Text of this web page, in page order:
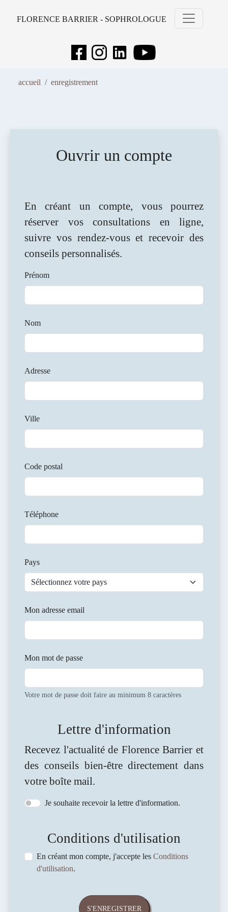
FLORENCE BARRIER - SOPHROLOGUE
accueil enregistrement
Ouvrir un compte
En créant un compte, vous pourrez
réserver vos consultations en ligne,
suivre vos rendez-vous et recevoir des
conseils personnalisés.
Prénom
Nom
Adresse
Ville
Code postal
Téléphone
Pays
Mon adresse email
Mon mot de passe
Votre mot de passe doit faire au minimum 8 caractères
Lettre d'information
Recevez l'actualité de Florence Barrier et
des conseils bien-être directement dans
votre boîte mail.
Je souhaite recevoir la lettre d'information.
Conditions d'utilisation
En créant mon compte, j'accepte les Conditions
d'utilisation.
S'ENREGISTRER